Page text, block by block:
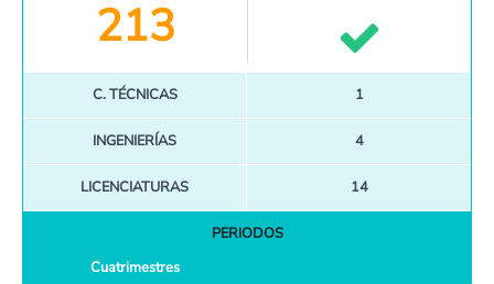
213
C. TÉCNICAS 1
INGENIERÍAS 4
LICENCIATURAS 14
PERIODOS
Cuatrimestres